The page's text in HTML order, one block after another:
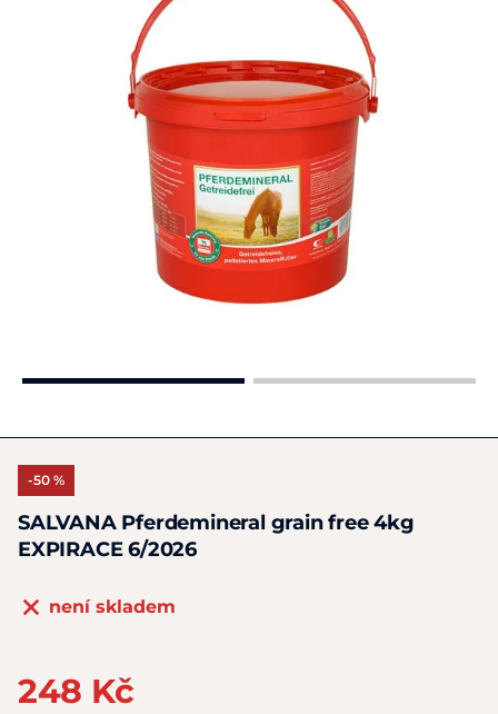
-50 %
SALVANA Pferdemineral grain free 4kg
EXPIRACE 6/2026
není skladem
248 Kč